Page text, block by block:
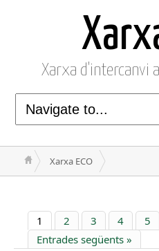
Xarxa d'intercanvi
Xarxa ECO
1 2 3 4 5
Entrades següents »